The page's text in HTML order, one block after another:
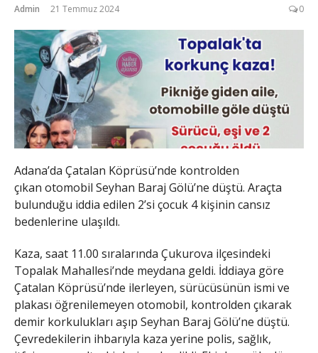
Admin 21 Temmuz 2024 0
Adana’da Çatalan Köprüsü’nde kontrolden
çıkan otomobil Seyhan Baraj Gölü’ne düştü. Araçta
bulunduğu iddia edilen 2’si çocuk 4 kişinin cansız
bedenlerine ulaşıldı.
Kaza, saat 11.00 sıralarında Çukurova ilçesindeki
Topalak Mahallesi’nde meydana geldi. İddiaya göre
Çatalan Köprüsü’nde ilerleyen, sürücüsünün ismi ve
plakası öğrenilemeyen otomobil, kontrolden çıkarak
demir korkulukları aşıp Seyhan Baraj Gölü’ne düştü.
Çevredekilerin ihbarıyla kaza yerine polis, sağlık,